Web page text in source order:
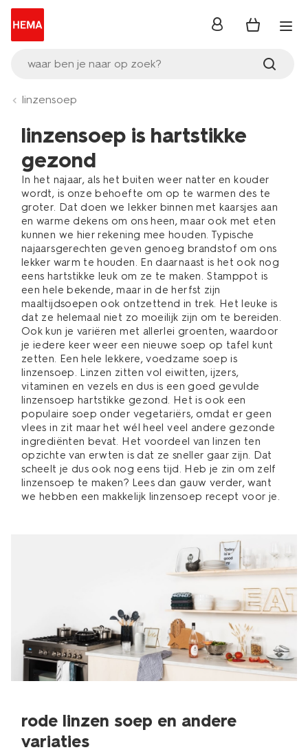
waar ben je naar op zoek?
inloggen
linzensoep
linzensoep is hartstikke
gezond
In het najaar, als het buiten weer natter en kouder
wordt, is onze behoefte om op te warmen des te
groter. Dat doen we lekker binnen met kaarsjes aan
en warme dekens om ons heen, maar ook met eten
kunnen we hier rekening mee houden. Typische
najaarsgerechten geven genoeg brandstof om ons
lekker warm te houden. En daarnaast is het ook nog
eens hartstikke leuk om ze te maken. Stamppot is
een hele bekende, maar in de herfst zijn
maaltijdsoepen ook ontzettend in trek. Het leuke is
dat ze helemaal niet zo moeilijk zijn om te bereiden.
Ook kun je variëren met allerlei groenten, waardoor
je iedere keer weer een nieuwe soep op tafel kunt
zetten. Een hele lekkere, voedzame soep is
linzensoep. Linzen zitten vol eiwitten, ijzers,
vitaminen en vezels en dus is een goed gevulde
linzensoep hartstikke gezond. Het is ook een
populaire soep onder vegetariërs, omdat er geen
vlees in zit maar het wél heel veel andere gezonde
ingrediënten bevat. Het voordeel van linzen ten
opzichte van erwten is dat ze sneller gaar zijn. Dat
scheelt je dus ook nog eens tijd. Heb je zin om zelf
linzensoep te maken? Lees dan gauw verder, want
we hebben een makkelijk linzensoep recept voor je.
rode linzen soep en andere
variaties